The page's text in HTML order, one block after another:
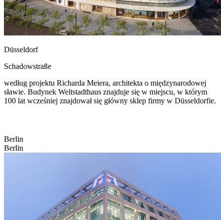
Düsseldorf
Schadowstraße
według projektu Richarda Meiera, architekta o międzynarodowej
sławie. Budynek Weltstadthaus znajduje się w miejscu, w którym
100 lat wcześniej znajdował się główny sklep firmy w Düsseldorfie.
Berlin
Berlin